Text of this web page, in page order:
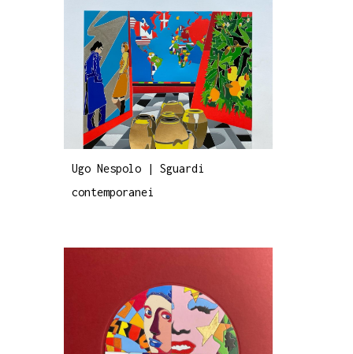
Ugo Nespolo | Sguardi
contemporanei